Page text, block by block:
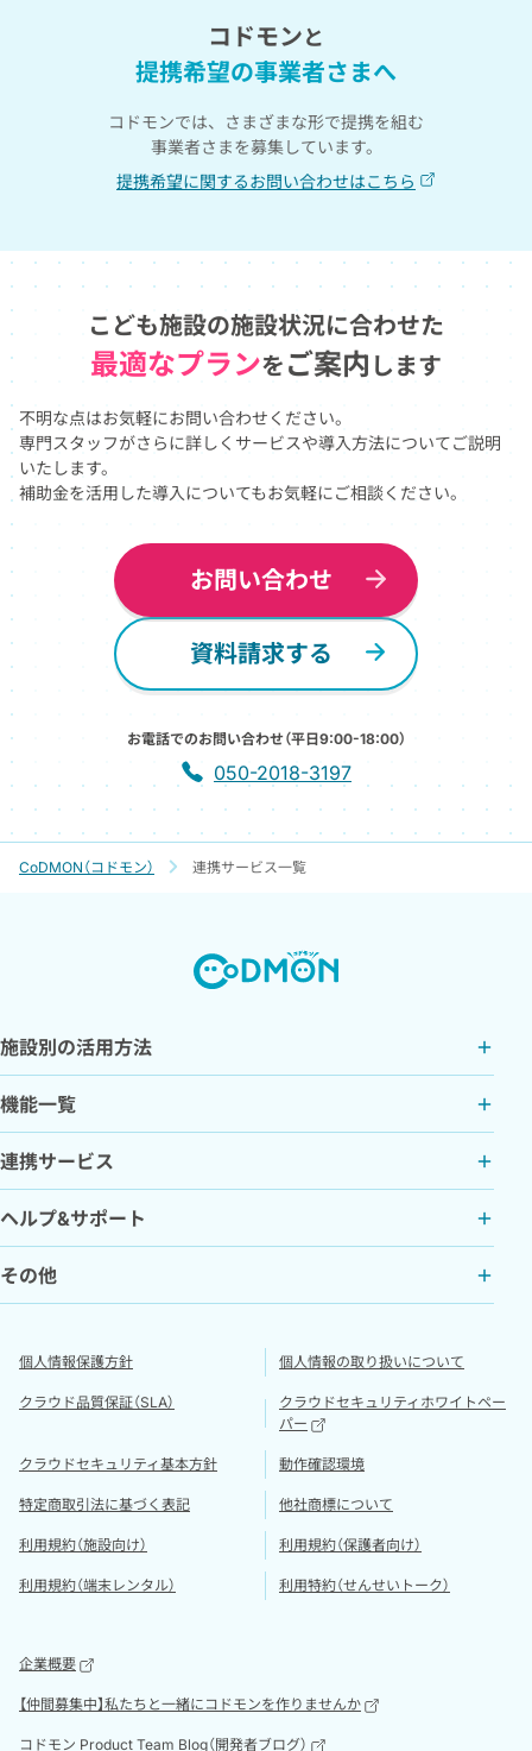
コドモンと
提携希望の事業者さまへ
コドモンでは、さまざまな形で提携を組む
事業者さまを募集しています。
提携希望に関するお問い合わせはこちら
こども施設の施設状況に合わせた
最適なプランを ご案内 します
不明な点はお気軽にお問い合わせください。
専門スタッフがさらに詳しくサービスや導入方法についてご説明
いたします。
補助金を活用した導入についてもお気軽にご相談ください。
資料請求する
お問い合わせ
お電話でのお問い合わせ（平日9:00-18:00）
050-2018-3197
CoDMON（コドモン） 連携サービス一覧
施設別の活用方法
機能一覧
連携サービス
ヘルプ&サポート
その他
個人情報保護方針 個人情報の取り扱いについて
クラウド品質保証（SLA）
クラウドセキュリティホワイトペー
パー
クラウドセキュリティ基本方針 動作確認環境
特定商取引法に基づく表記 他社商標について
利用規約（施設向け） 利用規約（保護者向け）
利用規約（端末レンタル） 利用特約（せんせいトーク）
企業概要
【仲間募集中】私たちと一緒にコドモンを作りませんか
コドモン Product Team Blog（開発者ブログ）